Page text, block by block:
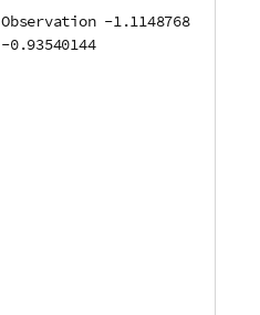
Observation -1.1148768
-0.93540144